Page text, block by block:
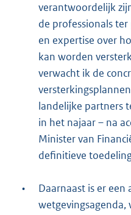
verantwoordelijk
de professionals
en expertise over
kan worden
verwacht ik de
landelijke partners
in het najaar – na
Minister van
definitieve
•
Daarnaast is er een